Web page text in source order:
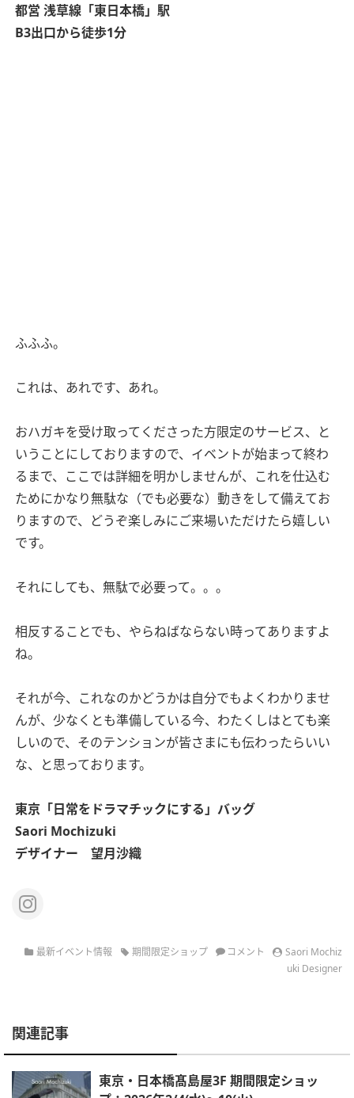
都営 浅草線「東日本橋」駅
B3出口から徒歩1分
ふふふ。
これは、あれです、あれ。
おハガキを受け取ってくださった方限定のサービス、と
いうことにしておりますので、イベントが始まって終わ
るまで、ここでは詳細を明かしませんが、これを仕込む
ためにかなり無駄な（でも必要な）動きをして備えてお
りますので、どうぞ楽しみにご来場いただけたら嬉しい
です。
それにしても、無駄で必要って。。。
相反することでも、やらねばならない時ってありますよ
ね。
それが今、これなのかどうかは自分でもよくわかりませ
んが、少なくとも準備している今、わたくしはとても楽
しいので、そのテンションが皆さまにも伝わったらいい
な、と思っております。
東京 「日常をドラマチックにする」バッグ
Saori Mochizuki
デザイナー 望月沙織
最新イベント情報 期間限定ショップ コメント
Saori Mochiz
uki Designer
関連記事
東京・日本橋髙島屋3F 期間限定ショッ